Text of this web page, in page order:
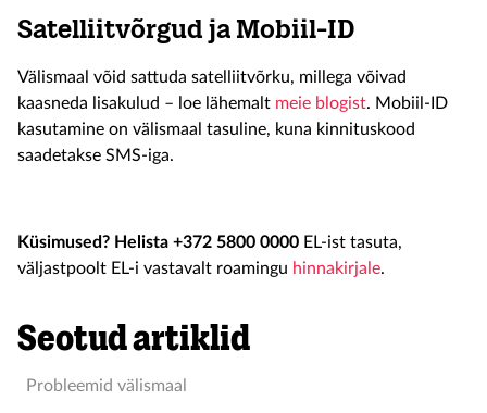
Satelliitvõrgud ja Mobiil-ID
Välismaal võid sattuda satelliitvõrku, millega võivad
kaasneda lisakulud – loe lähemalt meie blogist. Mobiil-ID
kasutamine on välismaal tasuline, kuna kinnituskood
saadetakse SMS-iga.
Küsimused? Helista +372 5800 0000 EL-ist tasuta,
väljastpoolt EL-i vastavalt roamingu hinnakirjale.
Seotud artiklid
Probleemid välismaal